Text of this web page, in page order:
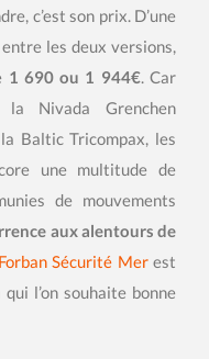
c’est son prix. D’une
les deux versions,
1 690 ou 1 944€. Car
Nivada Grenchen
Baltic Tricompax, les
une multitude de
de mouvements
aux alentours de
Sécurité Merest
l’on souhaite bonne